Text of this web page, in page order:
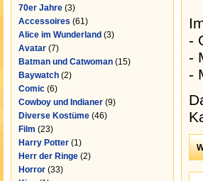
70er Jahre (3)
Accessoires (61)
Alice im Wunderland (3)
Avatar (7)
Batman und Catwoman (15)
Baywatch (2)
Comic (6)
Cowboy und Indianer (9)
Diverse Kostüme (46)
Film (23)
Harry Potter (1)
Herr der Ringe (2)
Horror (33)
-
-
-